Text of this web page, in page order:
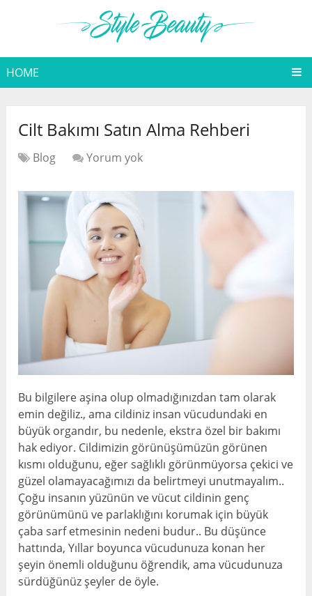
HOME
Cilt Bakımı Satın Alma Rehberi
Blog Yorum yok
Bu bilgilere aşina olup olmadığınızdan tam olarak
emin değiliz., ama cildiniz insan vücudundaki en
büyük organdır, bu nedenle, ekstra özel bir bakımı
hak ediyor. Cildimizin görünüşümüzün görünen
kısmı olduğunu, eğer sağlıklı görünmüyorsa çekici ve
güzel olamayacağımızı da belirtmeyi unutmayalım..
Çoğu insanın yüzünün ve vücut cildinin genç
görünümünü ve parlaklığını korumak için büyük
çaba sarf etmesinin nedeni budur.. Bu düşünce
hattında, Yıllar boyunca vücudunuza konan her
şeyin önemli olduğunu öğrendik, ama vücudunuza
sürdüğünüz şeyler de öyle.